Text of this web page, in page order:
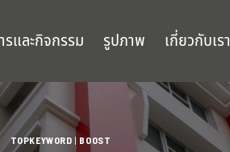
รและกิจกรรม รูปภาพ เกี่ยวกับเรา
TOPKEYWORD | BOOST